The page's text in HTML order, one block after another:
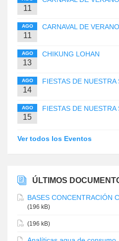
11
AGO
11
CARNAVAL DE VERANO
AGO
13
CHIKUNG LOHAN
AGO
14
FIESTAS DE
AGO
15
FIESTAS DE
Ver todos los Eventos
ÚLTIMOS
BASES CONCENTRACIÓN
(196 kB)
(196 kB)